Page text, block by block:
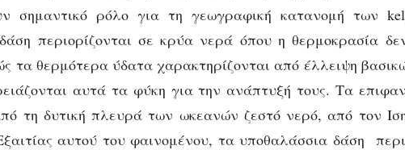
σημαντικό ρόλο για τη γεωγραφική κατανομή των
περιορίζονται σε κρύα νερά όπου η θερμοκρασία
τα θερμότερα ύδατα χαρακτηρίζονται από έλλειψη
αυτά τα φύκη για την ανάπτυξή τους. Τα
τη δυτική πλευρά των ωκεανών ζεστό νερό, από τον
αυτού του φαινομένου, τα υποθαλάσσια δάση